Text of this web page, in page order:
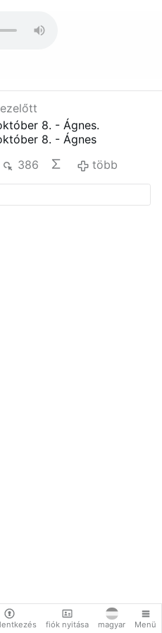
fiók nyitása magyar Menü
8. - Ágnes.
8. - Ágnes
386 több